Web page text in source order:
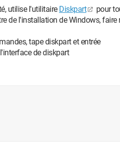
utilise l'utilitaire Diskpart
pour
de l'installation de Windows,
tape diskpart et entrée
de diskpart